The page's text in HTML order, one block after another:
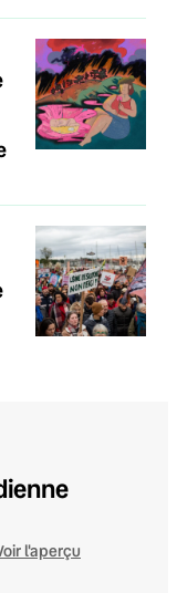
l'aperçu